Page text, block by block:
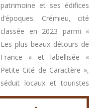
patrimoine et ses édifices
d’époques. Crémieu, cité
classée en 2023 parmi «
Les plus beaux détours de
France » et labellisée «
Petite Cité de Caractère »,
séduit locaux et touristes